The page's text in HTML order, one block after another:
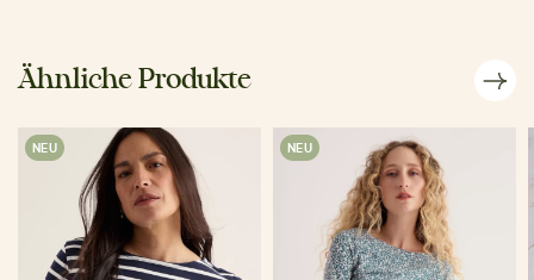
Ähnliche Produkte
NEU NEU